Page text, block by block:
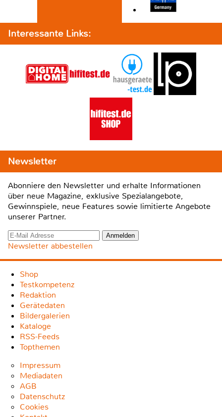
Interessante Links:
Newsletter
Abonniere den Newsletter und erhalte Informationen
über neue Magazine, exklusive Spezialangebote,
Gewinnspiele, neue Features sowie limitierte Angebote
unserer Partner.
Newsletter abbestellen
Shop
Testkompetenz
Redaktion
Gerätedaten
Bildergalerien
Kataloge
RSS-Feeds
Topthemen
Impressum
Mediadaten
AGB
Datenschutz
Cookies